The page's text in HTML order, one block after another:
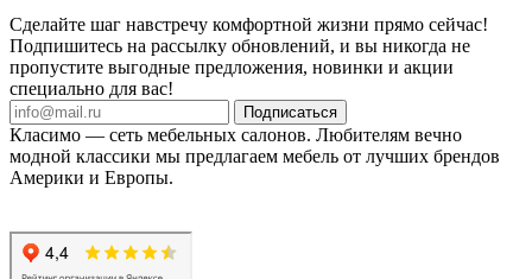
Сделайте шаг навстречу комфортной жизни прямо сейчас!
Подпишитесь на рассылку обновлений, и вы никогда не
пропустите выгодные предложения, новинки и акции
специально для вас!
Подписаться
Класимо — cеть мебельных салонов. Любителям вечно
модной классики мы предлагаем мебель от лучших брендов
Америки и Европы.